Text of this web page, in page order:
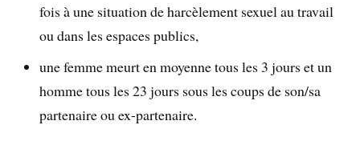
fois à une situation de harcèlement sexuel au travail
ou dans les espaces publics,
une femme meurt en moyenne tous les 3 jours et un
homme tous les 23 jours sous les coups de son/sa
partenaire ou ex-partenaire.